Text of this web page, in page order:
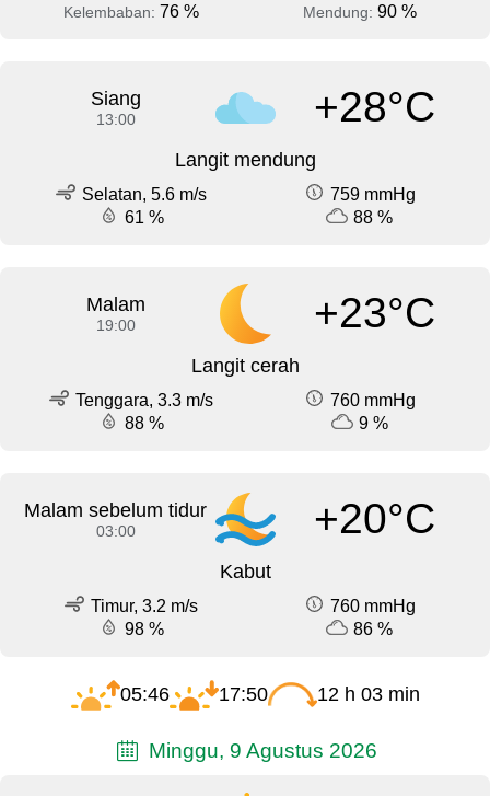
Kelembaban: 76 % Mendung: 90 %
Siang
13:00 +28°C
Langit mendung
Selatan, 5.6 m/s
759 mmHg
61 %
88 %
Malam
19:00 +23°C
Langit cerah
Tenggara, 3.3 m/s
760 mmHg
88 %
9 %
Malam sebelum tidur
03:00 +20°C
Kabut
Timur, 3.2 m/s
760 mmHg
98 %
86 %
05:46 17:50 12 h 03 min
Minggu, 9 Agustus 2026